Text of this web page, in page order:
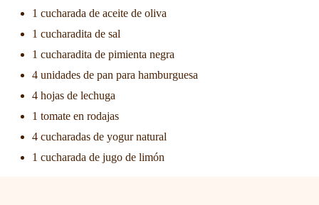
1 cucharada de aceite de oliva
1 cucharadita de sal
1 cucharadita de pimienta negra
4 unidades de pan para hamburguesa
4 hojas de lechuga
1 tomate en rodajas
4 cucharadas de yogur natural
1 cucharada de jugo de limón